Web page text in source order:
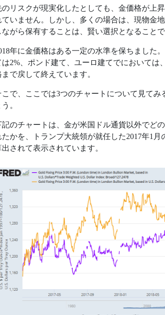
のリスクが現実化したとしても、金価格が上
ていません。しかし、多くの場合は、現物金
ながら保有することは、賢い選択となることで
年に金価格はある一定の水準を保ちました
は2%、ポンド建て、ユーロ建てでにおいては
まで戻して終えています。
こで、ここでは3つのチャートについて見てみ
う。
記のチャートは、金が米国ドル通貨以外でど
たかを、トランプ大統領が就任した2017年1月
出されて表示されています。